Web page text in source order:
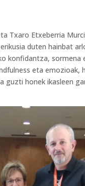
Txaro Etxeberria
duten hainbat
konfidantza,
eta emozioak,
honek ikasleen